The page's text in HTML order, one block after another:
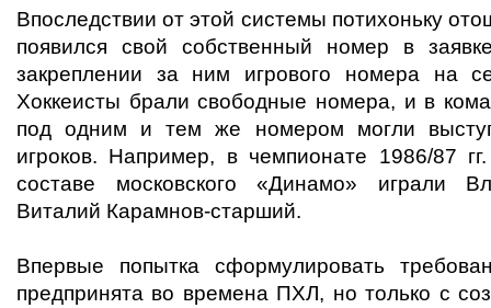
Впоследствии от этой системы потихоньку
появился свой собственный номер в
закреплении за ним игрового номера на
Хоккеисты брали свободные номера, и в
под одним и тем же номером могли
игроков. Например, в чемпионате 1986/87
составе московского «Динамо» играли
Виталий Карамнов-старший.
Впервые попытка сформулировать
предпринята во времена ПХЛ, но только с